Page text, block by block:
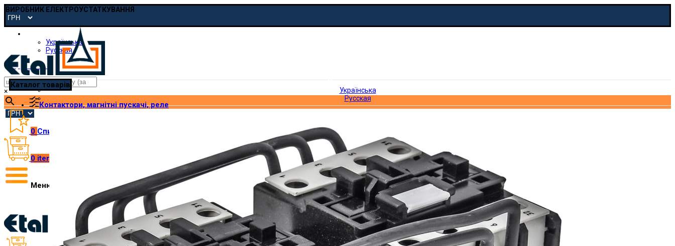
ВИРОБНИК ЕЛЕКТРОУСТАТКУВАННЯ
Українська
Русская
pmp@etal.ua
Українська
Русская
×
0 Список побажань
0 items
Меню
Каталог товарів
Контактори, магнітні пускачі, реле